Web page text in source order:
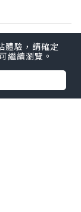
驗，請確定
繼續瀏覽。